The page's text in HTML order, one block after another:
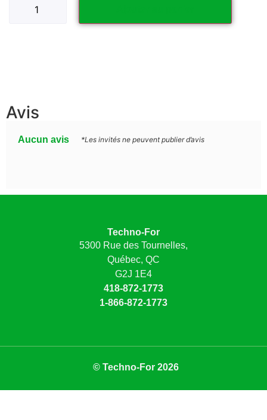
Avis
Aucun avis *Les invités ne peuvent publier d’avis
Techno-For
5300 Rue des Tournelles,
Québec, QC
G2J 1E4
418-872-1773
1-866-872-1773
© Techno-For 2026